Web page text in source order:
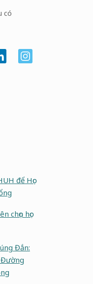
để Học
chọn học
Đắn:
Đường